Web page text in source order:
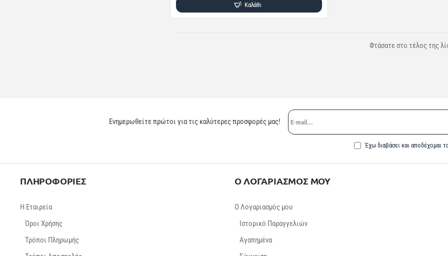
Καλάθι
Φτάσατε στο τέλος της
Ενημερωθείτε πρώτοι για τις καλύτερες προσφορές μας!
E-
mail...
Έχω διαβάσει και αποδέχομαι
ΠΛΗΡΟΦΟΡΙΕΣ
Η Εταιρεία
Όροι Χρήσης
Τρόποι Πληρωμής
Ο ΛΟΓΑΡΙΑΣΜΟΣ ΜΟΥ
Ο Λογαριασμός μου
Ιστορικό Παραγγελιών
Αγαπημένα